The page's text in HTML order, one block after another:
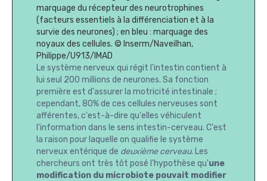
marquage du récepteur des neurotrophines
(facteurs essentiels à la différenciation et à la
survie des neurones) ; en bleu : marquage des
noyaux des cellules. © Inserm/Naveilhan,
Philippe/U913/IMAD
Le système nerveux qui régit l'intestin contient à
lui seul 200 millions de neurones. Sa fonction
première est d'assurer la motricité intestinale ;
cependant, 80% de ces cellules nerveuses sont
afférentes, c'est-à-dire qu'elles véhiculent
l'information dans le sens intestin-cerveau. C'est
la raison pour laquelle on qualifie le système
nerveux entérique de deuxième cerveau. Les
chercheurs ont très tôt posé l'hypothèse qu'une
modification du microbiote pouvait modifier